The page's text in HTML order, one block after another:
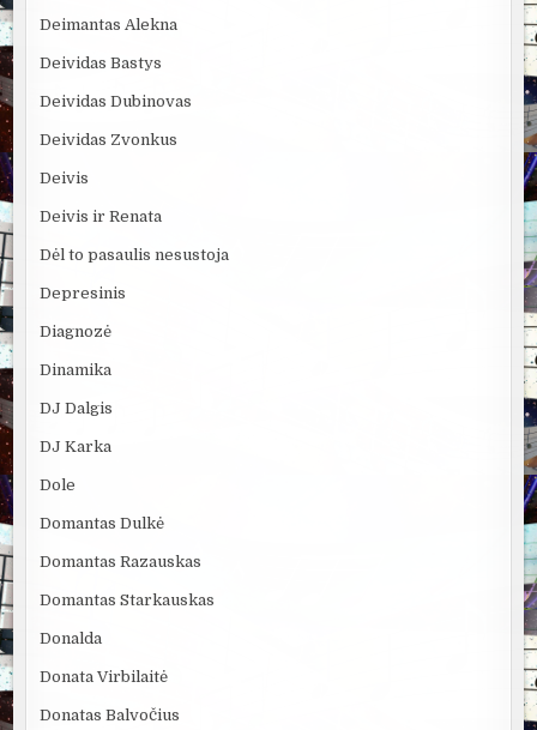
Deimantas Alekna
Deividas Bastys
Deividas Dubinovas
Deividas Zvonkus
Deivis
Deivis ir Renata
Dėl to pasaulis nesustoja
Depresinis
Diagnozė
Dinamika
DJ Dalgis
DJ Karka
Dole
Domantas Dulkė
Domantas Razauskas
Domantas Starkauskas
Donalda
Donata Virbilaitė
Donatas Balvočius